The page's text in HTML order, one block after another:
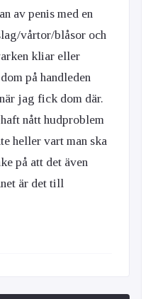
av penis med en
vårtor/blåsor och
kliar eller
på handleden
jag fick dom där.
nått hudproblem
heller vart man ska
på att det även
är det till